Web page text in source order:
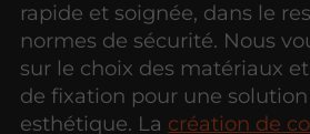
rapide et soignée, dans le
normes de sécurité. Nous
sur le choix des matériaux
de fixation pour une
esthétique. La création de